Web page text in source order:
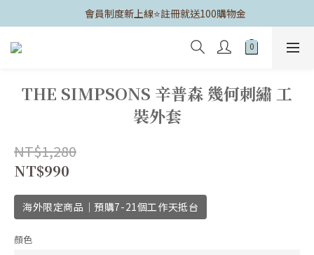
	會員制度新上線⭐️註冊就送100購物金
THE SIMPSONS 辛普森 幾何刺繡 工
裝外套
NT$1,280
NT$990
海外限定商品｜預購7-21個工作天抵台
顏色